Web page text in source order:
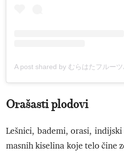
Orašasti plodovi
Lešnici, bademi, orasi,
masnih kiselina koje telo čine